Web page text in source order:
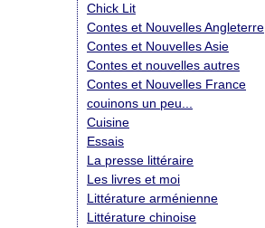
Chick Lit
Contes et Nouvelles Angleterre
Contes et Nouvelles Asie
Contes et nouvelles autres
Contes et Nouvelles France
couinons un peu...
Cuisine
Essais
La presse littéraire
Les livres et moi
Littérature arménienne
Littérature chinoise